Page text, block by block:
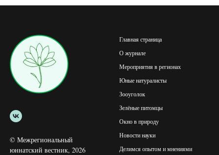
© Межрегиональный
юннатский вестник, 2026
Главная страница
О журнале
Мероприятия в регионах
Юные натуралисты
Зооуголок
Зелёные питомцы
Окно в природу
Новости науки
Делимся опытом и мнениями